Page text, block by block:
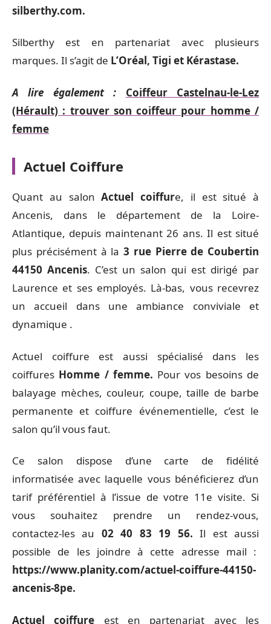
silberthy.com.
Silberthy est en partenariat avec plusieurs
marques. Il s’agit de L’Oréal, Tigi et Kérastase.
A lire également :
Coiffeur Castelnau-le-Lez
(Hérault) : trouver son coiffeur pour homme /
femme
Actuel Coiffure
Quant au salonActuel coiffure, il est situé à
Ancenis, dans le département de la Loire-
Atlantique, depuis maintenant 26 ans. Il est situé
plus précisément à la 3 rue Pierre de Coubertin
44150 Ancenis. C’est un salon qui est dirigé par
Laurence et ses employés. Là-bas, vous recevrez
un accueil dans une ambiance conviviale et
dynamique .
Actuel coiffure est aussi spécialisé dans les
coiffures Homme / femme. Pour vos besoins de
balayage mèches, couleur, coupe, taille de barbe
permanente et coiffure événementielle, c’est le
salon qu’il vous faut.
Ce salon dispose d’une carte de fidélité
informatisée avec laquelle vous bénéficierez d’un
tarif préférentiel à l’issue de votre 11e visite. Si
vous souhaitez prendre un rendez-vous,
contactez-les au 02 40 83 19 56. Il est aussi
possible de les joindre à cette adresse mail :
https://www.planity.com/actuel-coiffure-44150-
ancenis-8pe.
Actuel coiffure est en partenariat avec les